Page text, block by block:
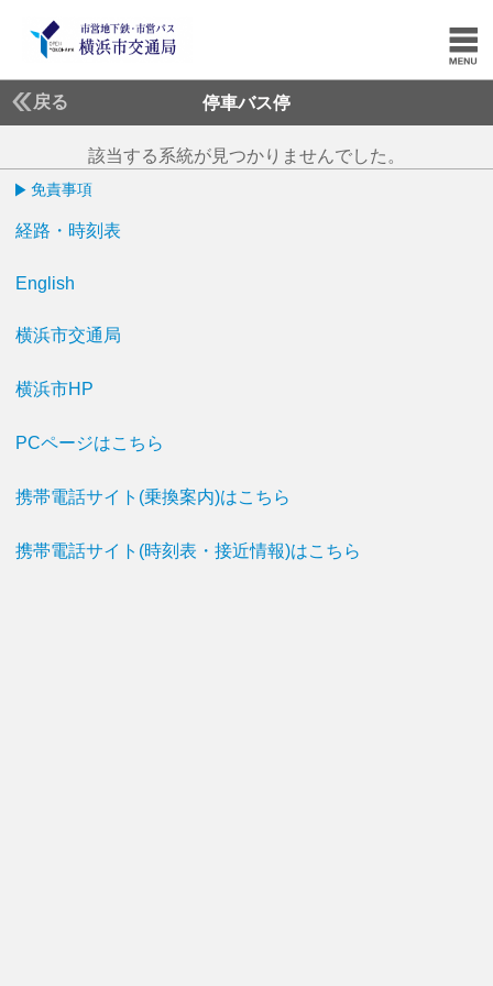
戻る 停車バス停
該当する系統が見つかりませんでした。
免責事項
経路・時刻表
English
横浜市交通局
横浜市HP
PCページはこちら
携帯電話サイト(乗換案内)はこちら
携帯電話サイト(時刻表・接近情報)はこちら